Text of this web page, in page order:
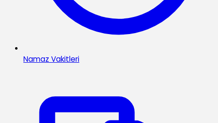
Namaz Vakitleri